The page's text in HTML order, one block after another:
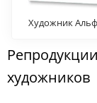
Художник
художников